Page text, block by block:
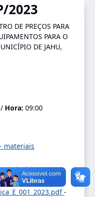
2023
DE PREÇOS PARA
PARA O
DE JAHU,
Hora:09:00
materiais
- materiais
-